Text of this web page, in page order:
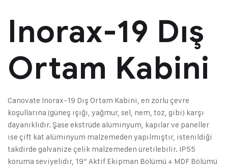
Inorax-19 Dış
Ortam Kabini
Canovate Inorax-19 Dış Ortam Kabini, en zorlu çevre
koşullarına (güneş ışığı, yağmur, sel, nem, toz, gibi) karşı
dayanıklıdır. Şase ekstrüde alüminyum, kapılar ve paneller
ise çift kat alüminyum malzemeden yapılmıştır, istenildiği
takdirde galvanize çelik malzemeden üretilebilir. IP55
koruma seviyelidir, 19” Aktif Ekipman Bölümü + MDF Bölümü